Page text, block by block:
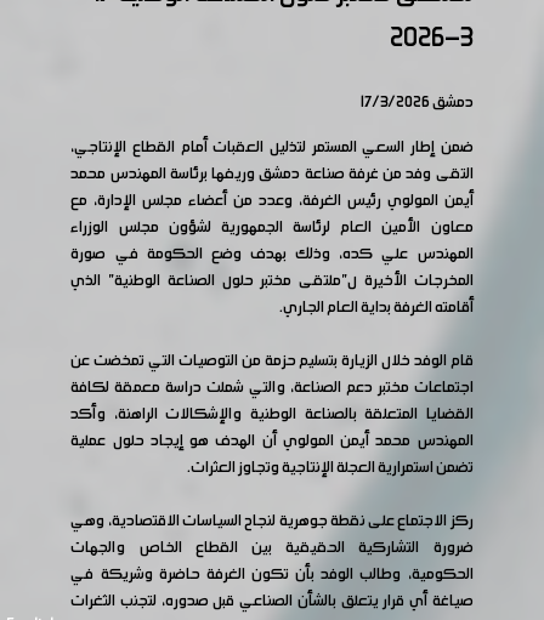
3-2026
دمشق 17/3/2026
ضمن إطار السعي المستمر لتذليل العقبات أمام القطاع الإنتاجي،
التقى وفد من غرفة صناعة دمشق وريفها برئاسة المهندس محمد
أيمن المولوي رئيس الغرفة، وعدد من أعضاء مجلس الإدارة، مع
معاون الأمين العام لرئاسة الجمهورية لشؤون مجلس الوزراء
المهندس علي كده، وذلك بهدف وضع الحكومة في صورة
المخرجات الأخيرة ل"ملتقى مختبر حلول الصناعة الوطنية" الذي
أقامته الغرفة بداية العام الجاري.
قام الوفد خلال الزيارة بتسليم حزمة من التوصيات التي تمخضت عن
اجتماعات مختبر دعم الصناعة، والتي شملت دراسة معمقة لكافة
القضايا المتعلقة بالصناعة الوطنية والإشكالات الراهنة، وأكد
المهندس محمد أيمن المولوي أن الهدف هو إيجاد حلول عملية
تضمن استمرارية العجلة الإنتاجية وتجاوز العثرات.
ركز الاجتماع على نقطة جوهرية لنجاح السياسات الاقتصادية، وهي
ضرورة التشاركية الحقيقية بين القطاع الخاص والجهات
الحكومية، وطالب الوفد بأن تكون الغرفة حاضرة وشريكة في
صياغة أي قرار يتعلق بالشأن الصناعي قبل صدوره، لتجنب الثغرات